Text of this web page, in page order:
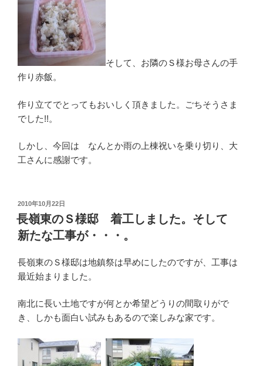
そして、お隣のＳ様お母さんの手
作り赤飯。
作り立てでとってもおいしく頂きました。ごちそうさま
でした!!。
しかし、今回は なんとか雨の上棟祝いを乗り切り、大
工さんに感謝です。
投
稿
日:
2010年10月22日
長嶺東のＳ様邸 着工しました。そして
新たな工事が・・・。
長嶺東のＳ様邸は地鎮祭は早めにしたのですが、工事は
最近始まりました。
南北に長い土地ですが何とか希望どうりの間取りがで
き、しかも面白い試みもあるので楽しみな家です。